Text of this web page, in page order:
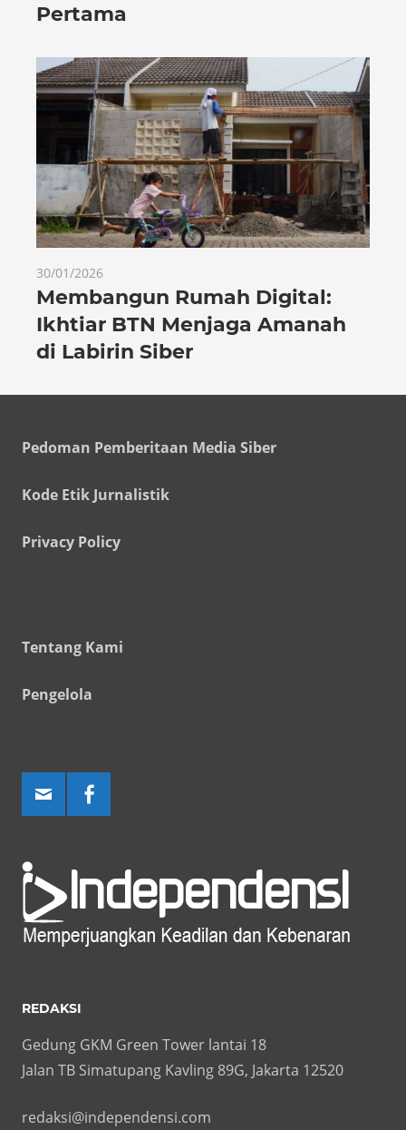
Pertama
30/01/2026
Membangun Rumah Digital:
Ikhtiar BTN Menjaga Amanah
di Labirin Siber
Pedoman Pemberitaan Media Siber
Kode Etik Jurnalistik
Privacy Policy
Tentang Kami
Pengelola
REDAKSI
Gedung GKM Green Tower lantai 18
Jalan TB Simatupang Kavling 89G, Jakarta 12520
redaksi@independensi.com